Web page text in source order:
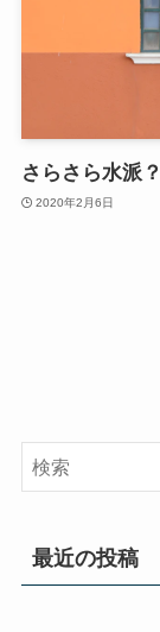
さらさら水派
2020年2月6日
最近の投稿